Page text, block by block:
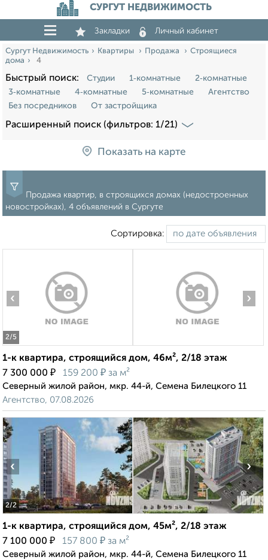
СУРГУТ НЕДВИЖИМОСТЬ
Закладки Личный кабинет
Сургут Недвижимость Квартиры Продажа
Строящиеся
дома
4
Быстрый поиск: Студии 1‑комнатные
2‑комнатные
3‑комнатные
4‑комнатные 5‑комнатные
Агентство
Без посредников
От застройщика
Расширенный поиск (фильтров: 1/21)
Показать на карте
Продажа квартир, в строящихся домах (недостроенных
новостройках), 4 объявлений в Сургуте
Сортировка:
2/5
‹ ›
1-к квартира, строящийся дом, 46м², 2/18 этаж
7 300 000 ₽ 159 200 ₽ за м²
Северный жилой район, мкр. 44-й, Семена Билецкого 11
Агентство, 07.08.2026
2/2
‹ ›
1-к квартира, строящийся дом, 45м², 2/18 этаж
7 100 000 ₽ 157 800 ₽ за м²
Северный жилой район, мкр. 44-й, Семена Билецкого 11